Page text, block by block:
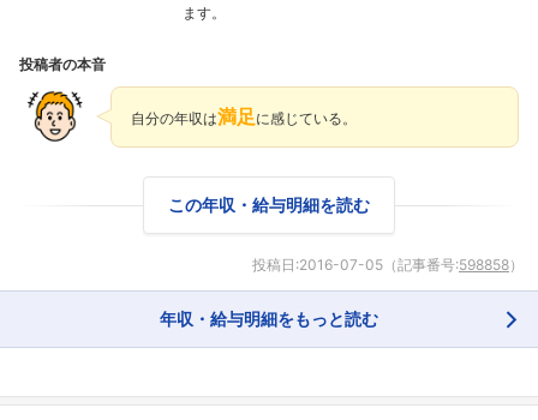
ます。
投稿者の本音
自分の年収は満足 に感じている。
この年収・給与明細を読む
投稿日:2016-07-05 （記事番号:598858）
年収・給与明細をもっと読む